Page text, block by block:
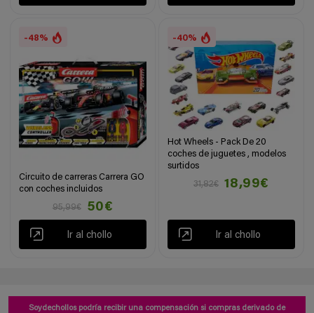
-48%
Circuito de carreras Carrera GO
con coches incluidos
95,99€
50€
Ir al chollo
-40%
Hot Wheels - Pack De 20
coches de juguetes , modelos
surtidos
31,82€
18,99€
Ir al chollo
Soydechollos podría recibir una compensación si compras derivado de